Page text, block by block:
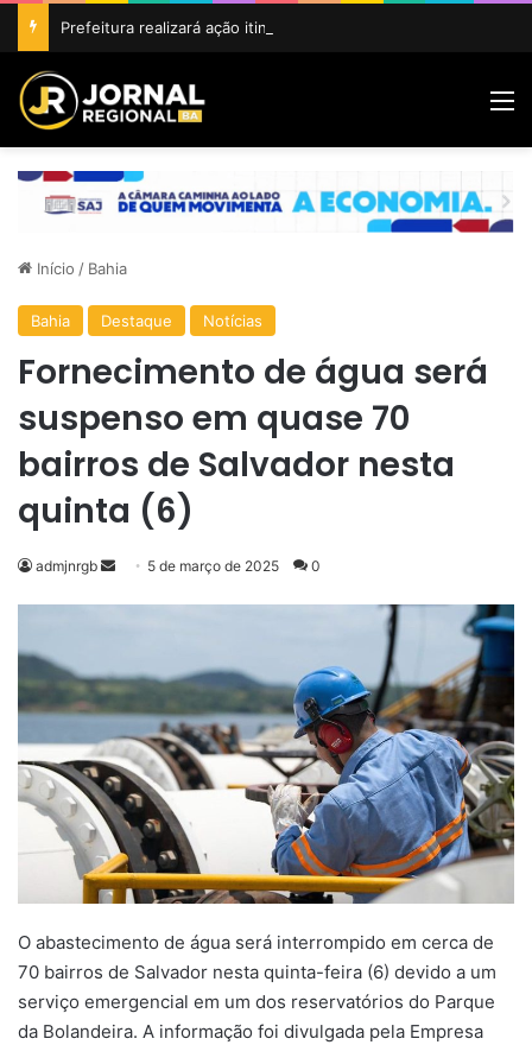
Início / Bahia
Bahia Destaque Notícias
Fornecimento de água será
suspenso em quase 70
bairros de Salvador nesta
quinta (6)
admjnrgb
Mande5 de março de 2025 0
O abastecimento de água será interrompido em cerca de
70 bairros de Salvador nesta quinta-feira (6) devido a um
serviço emergencial em um dos reservatórios do Parque
da Bolandeira. A informação foi divulgada pela Empresa